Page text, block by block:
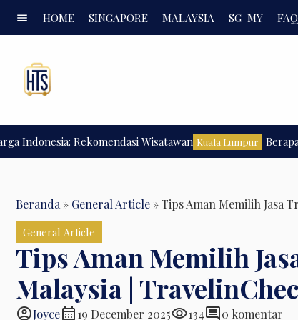
menu HOME SINGAPORE MALAYSIA SG-MY FAQ
Rekomendasi Wisatawan Kuala Lumpur Berapa
Beranda » General Article »Tips Aman Memilih Jasa
General Article
Tips Aman Memilih
Malaysia |
account_circleJoycecalendar_month19 December 2025visibility134comment0 komentar